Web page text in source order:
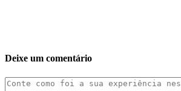
Deixe um comentário